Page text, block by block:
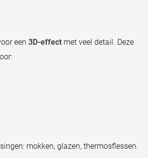
een 3D-effect met veel detail. Deze
mokken, glazen, thermosflessen.